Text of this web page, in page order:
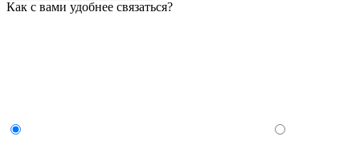
Как с вами удобнее связаться?